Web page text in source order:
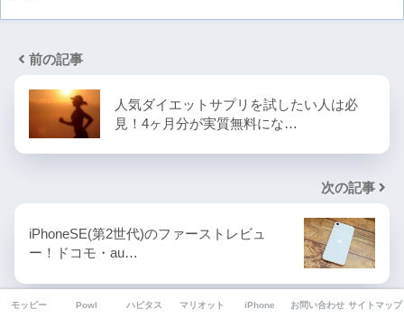
前の記事
人気ダイエットサプリを試したい人は必
見！4ヶ月分が実質無料にな…
次の記事
iPhoneSE(第2世代)のファーストレビュ
ー！ドコモ・au…
モッピー Powl ハピタス マリオット iPhone お問い合わせ サイトマップ